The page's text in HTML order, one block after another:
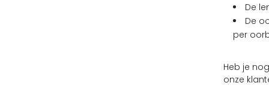
De
De
per
Heb je
onze